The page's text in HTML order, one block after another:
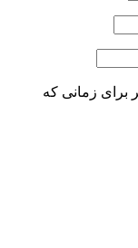
برای زمانی که